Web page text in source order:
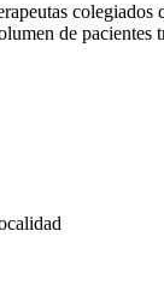
de pacientes